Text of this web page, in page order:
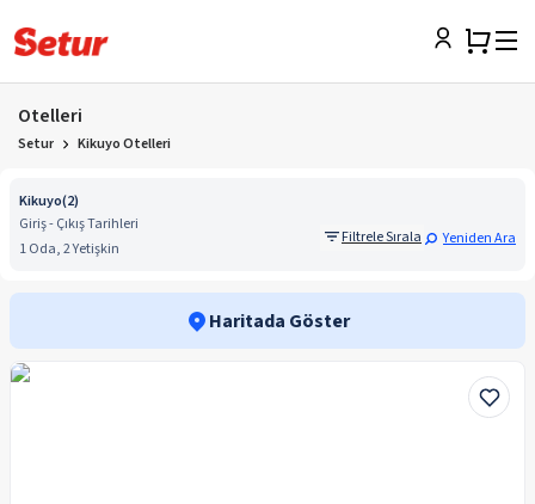
Otelleri
Setur Kikuyo Otelleri
Kikuyo(2)
Giriş - Çıkış Tarihleri
1 Oda, 2 Yetişkin
Filtrele Sırala Yeniden Ara
Haritada Göster